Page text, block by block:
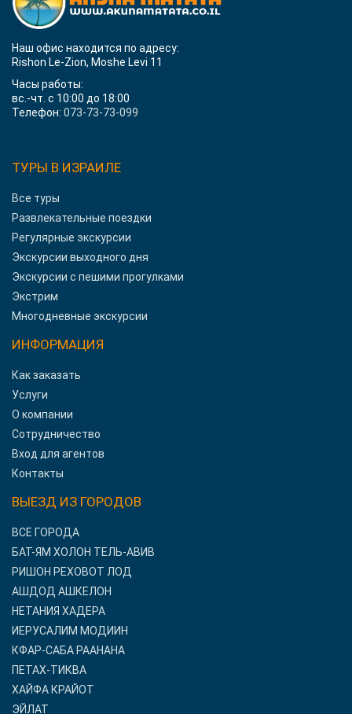
Наш офис находится по адресу:
Rishon Le-Zion, Moshe Levi 11
Часы работы:
вс.-чт. с 10:00 до 18:00
Телефон: 073-73-73-099
ТУРЫ В ИЗРАИЛЕ
Все туры
Развлекательные поездки
Регулярные экскурсии
Экскурсии выходного дня
Экскурсии с пешими прогулками
Экстрим
Многодневные экскурсии
ИНФОРМАЦИЯ
Как заказать
Услуги
О компании
Сотрудничество
Вход для агентов
Контакты
ВЫЕЗД ИЗ ГОРОДОВ
ВСЕ ГОРОДА
БАТ-ЯМ ХОЛОН ТЕЛЬ-АВИВ
РИШОН РЕХОВОТ ЛОД
АШДОД АШКЕЛОН
НЕТАНИЯ ХАДЕРА
ИЕРУСАЛИМ МОДИИН
КФАР-САБА РААНАНА
ПЕТАХ-ТИКВА
ХАЙФА КРАЙОТ
ЭЙЛАТ